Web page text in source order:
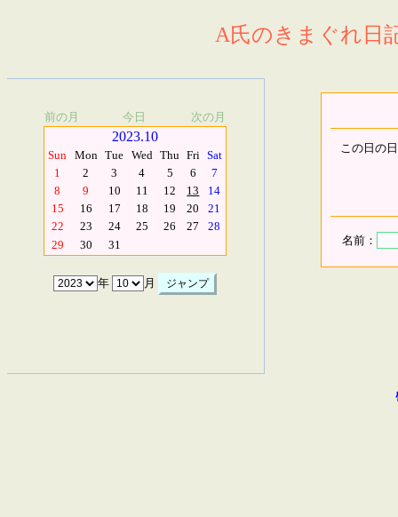
A氏のきまぐれ日
前の月 今日 次の月
2023.10
Sun Mon Tue Wed Thu Fri Sat
1
2 3 4 5 6
7
8
9 10 11 12 13
14
15
16 17 18 19 20
21
22
23 24 25 26 27
28
29
30 31
年 月
この日の
名前：